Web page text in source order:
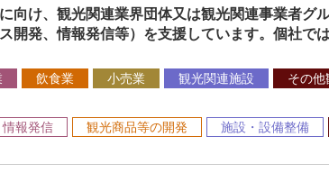
向け、観光関連業界団体又は観光関連事業者グ
開発、情報発信等）を支援しています。個社で
飲食業 小売業 観光関連施設
その
情報発信 観光商品等の開発 施設・設備整備